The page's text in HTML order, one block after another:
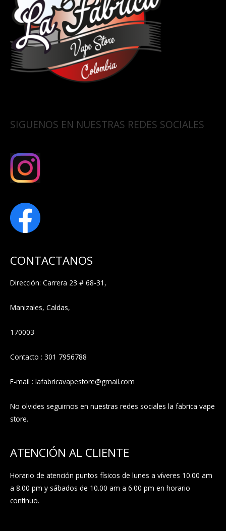
SIGUENOS EN NUESTRAS REDES SOCIALES
CONTACTANOS
Dirección: Carrera 23 # 68-31,
Manizales, Caldas,
170003
Contacto : 301 7956788
E-mail : lafabricavapestore@gmail.com
No olvides seguirnos en nuestras redes sociales la fabrica vape
store.
ATENCIÓN AL CLIENTE
Horario de atención puntos físicos de lunes a víveres 10.00 am
a 8.00 pm y sábados de 10.00 am a 6.00 pm en horario
continuo.